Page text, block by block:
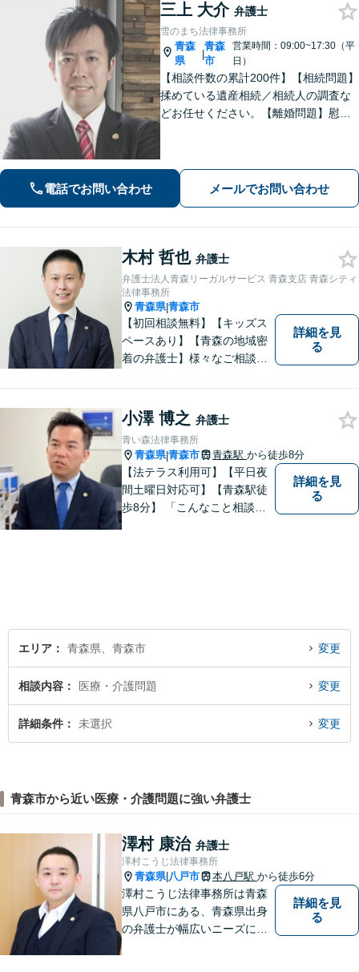
三上 大介 弁護士
雪のまち法律事務所
青森
県
|
青森
市
営業時間：09:00~17:30（平
日）
【相談件数の累計200件】【相続問題】
揉めている遺産相続／相続人の調査な
どお任せください。【離婚問題】慰謝
電話でお問い合わせ メールでお問い合わせ
木村 哲也 弁護士
弁護士法人青森リーガルサービス 青森支店 青森シティ
法律事務所
青森県|青森市
【初回相談無料】【キッズス
ペースあり】【青森の地域密
着の弁護士】様々なご相談・
詳細を見
る
小澤 博之 弁護士
青い森法律事務所
青森県|青森市 青森駅 から徒歩8分
【法テラス利用可】【平日夜
間土曜日対応可】【青森駅徒
歩8分】 「こんなこと相談し
詳細を見
る
エリア 青森県、青森市 変更
相談内容 医療・介護問題 変更
詳細条件 未選択 変更
青森市から近い医療・介護問題に強い弁護士
澤村 康治 弁護士
澤村こうじ法律事務所
青森県| 八戸市 本八戸駅 から徒歩6分
澤村こうじ法律事務所は青森
県八戸市にある、青森県出身
の弁護士が幅広いニーズにお
詳細を見
る